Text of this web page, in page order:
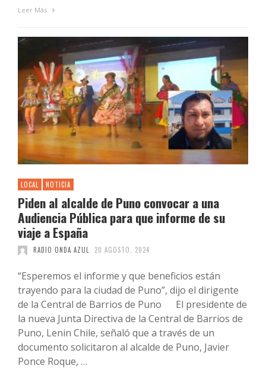
Leer Más
LOCAL NOTICIA
Piden al alcalde de Puno convocar a una
Audiencia Pública para que informe de su
viaje a España
RADIO ONDA AZUL 20 AGOSTO, 2024
“Esperemos el informe y que beneficios están
trayendo para la ciudad de Puno”, dijo el dirigente
de la Central de Barrios de Puno El presidente de
la nueva Junta Directiva de la Central de Barrios de
Puno, Lenin Chile, señaló que a través de un
documento solicitaron al alcalde de Puno, Javier
Ponce Roque, …